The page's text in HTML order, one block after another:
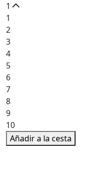
1
1
2
3
4
5
6
7
8
9
10
Añadir a la cesta